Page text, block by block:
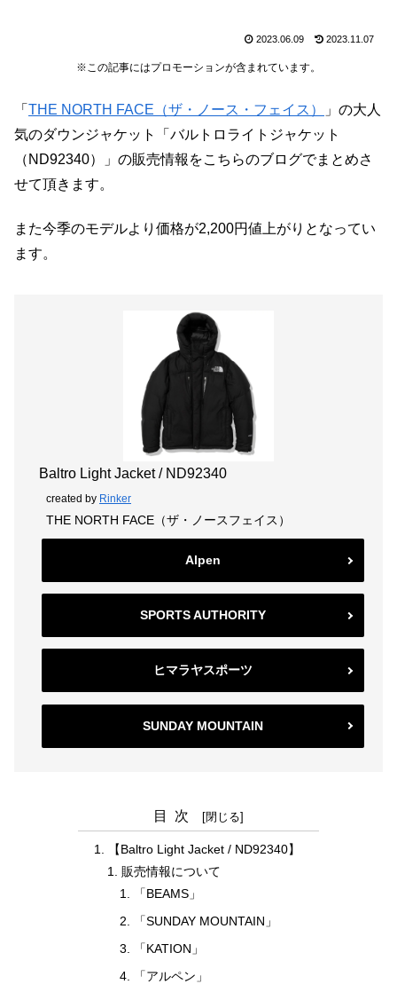
2023.06.09 2023.11.07
※この記事にはプロモーションが含まれています。
「 THE NORTH FACE（ザ・ノース・フェイス）
」の大人
気のダウンジャケット「バルトロライトジャケット
（ND92340）」の販売情報をこちらのブログでまとめさ
せて頂きます。
また今季のモデルより価格が2,200円値上がりとなってい
ます。
Baltro Light Jacket / ND92340
created by Rinker
THE NORTH FACE（ザ・ノースフェイス）
Alpen
SPORTS AUTHORITY
ヒマラヤスポーツ
SUNDAY MOUNTAIN
目次
【Baltro Light Jacket / ND92340】
販売情報について
「BEAMS」
「SUNDAY MOUNTAIN」
「KATION」
「アルペン」